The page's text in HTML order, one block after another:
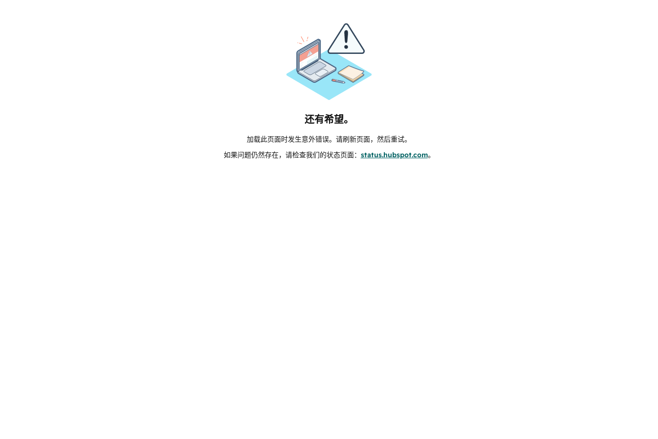
还有希望。
加载此页面时发生意外错误。请刷新页面，然后重试。
如果问题仍然存在，请检查我们的状态页面： status.hubspot.com。